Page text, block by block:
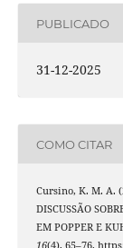
PUBLICADO
31-12-2025
COMO CITAR
Cursino, K. M. A.
DISCUSSÃO
EM POPPER E